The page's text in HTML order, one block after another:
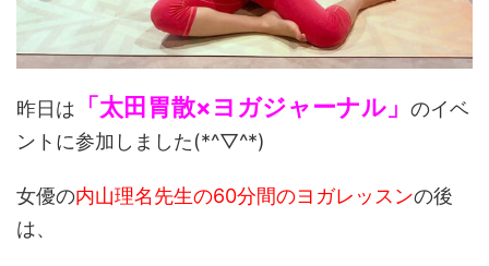
昨日は 「太田胃散×ヨガジャーナル」 のイベ
ントに参加しました(*^▽^*)
女優の内山理名先生の60分間のヨガレッスンの後
は、